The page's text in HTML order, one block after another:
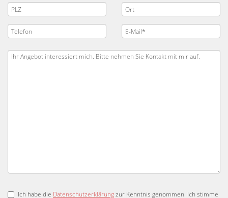
Ich habe die Datenschutzerklärungzur Kenntnis genommen. Ich stimme